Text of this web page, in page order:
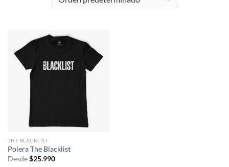
THE BLACKLIST
Polera The Blacklist
Desde $25.990